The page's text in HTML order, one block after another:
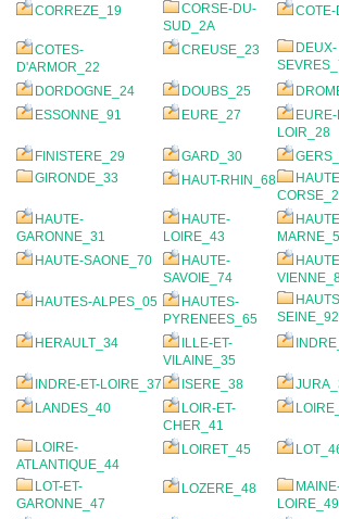
CORREZE_19
CORSE-DU-
SUD_2A
COTE-
COTES-
D'ARMOR_22
CREUSE_23
DEUX-
DORDOGNE_24
DOUBS_25
ESSONNE_91
EURE_27
EURE-
LOIR_28
FINISTERE_29
GARD_30
GIRONDE_33
HAUT-RHIN_68
HAUTE-
GARONNE_31
HAUTE-
LOIRE_43
HAUTE-SAONE_70
HAUTE-
SAVOIE_74
HAUTES-ALPES_05
HAUTES-
PYRENEES_65
SEINE_92
HERAULT_34
ILLE-ET-
VILAINE_35
INDRE-ET-LOIRE_37 ISERE_38
LANDES_40
LOIR-ET-
CHER_41
LOIRE-
ATLANTIQUE_44
LOIRET_45
LOT-ET-
GARONNE_47
LOZERE_48
LOIRE_49